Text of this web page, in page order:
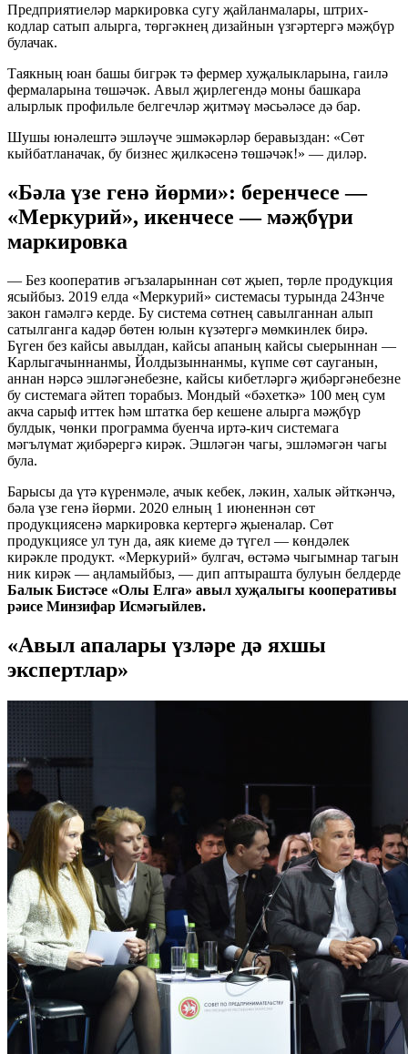
Предприятиеләр маркировка сугу җайланмалары, штрих-
кодлар сатып алырга, төргәкнең дизайнын үзгәртергә мәҗбүр
булачак.
Таякның юан башы бигрәк тә фермер хуҗалыкларына, гаилә
фермаларына төшәчәк. Авыл җирлегендә моны башкара
алырлык профильле белгечләр җитмәү мәсьәләсе дә бар.
Шушы юнәлештә эшләүче эшмәкәрләр беравыздан: «Сөт
кыйбатланачак, бу бизнес җилкәсенә төшәчәк!» — диләр.
«Бәла үзе генә йөрми»: беренчесе —
«Меркурий», икенчесе — мәҗбүри
маркировка
— Без кооператив әгъзаларыннан сөт җыеп, төрле продукция
ясыйбыз. 2019 елда «Меркурий» системасы турында 243нче
закон гамәлгә керде. Бу система сөтнең савылганнан алып
сатылганга кадәр бөтен юлын күзәтергә мөмкинлек бирә.
Бүген без кайсы авылдан, кайсы апаның кайсы сыерыннан —
Карлыгачыннанмы, Йолдызыннанмы, күпме сөт сауганын,
аннан нәрсә эшләгәнебезне, кайсы кибетләргә җибәргәнебезне
бу системага әйтеп торабыз. Мондый «бәхеткә» 100 мең сум
акча сарыф иттек һәм штатка бер кешене алырга мәҗбүр
булдык, чөнки программа буенча иртә-кич системага
мәгълүмат җибәрергә кирәк. Эшләгән чагы, эшләмәгән чагы
була.
Барысы да үтә күренмәле, ачык кебек, ләкин, халык әйткәнчә,
бәла үзе генә йөрми. 2020 елның 1 июненнән сөт
продукциясенә маркировка кертергә җыеналар. Сөт
продукциясе ул тун да, аяк киеме дә түгел — көндәлек
кирәкле продукт. «Меркурий» булгач, өстәмә чыгымнар тагын
ник кирәк — аңламыйбыз, — дип аптырашта булуын белдерде
Балык Бистәсе «Олы Елга» авыл хуҗалыгы кооперативы
рәисе Минзифар Исмәгыйлев.
«Авыл апалары үзләре дә яхшы
экспертлар»